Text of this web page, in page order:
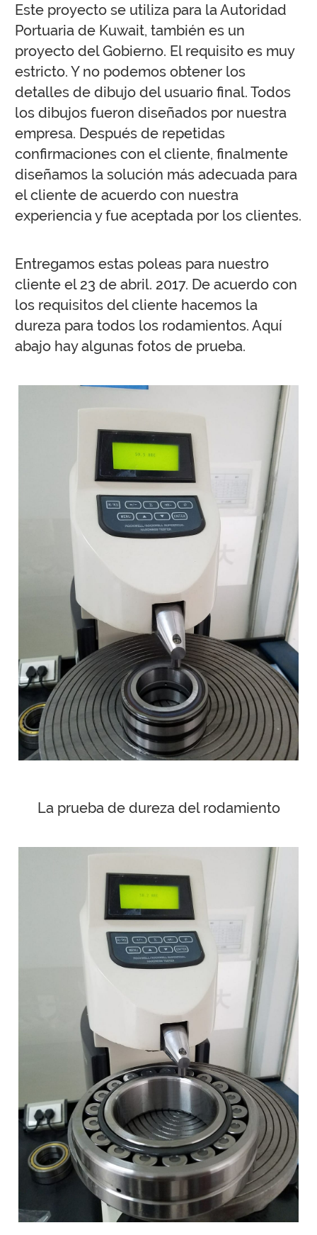
Este proyecto se utiliza para la Autoridad
Portuaria de Kuwait, también es un
proyecto del Gobierno. El requisito es muy
estricto. Y no podemos obtener los
detalles de dibujo del usuario final. Todos
los dibujos fueron diseñados por nuestra
empresa. Después de repetidas
confirmaciones con el cliente, finalmente
diseñamos la solución más adecuada para
el cliente de acuerdo con nuestra
experiencia y fue aceptada por los clientes.
Entregamos estas poleas para nuestro
cliente el 23 de abril. 2017. De acuerdo con
los requisitos del cliente hacemos la
dureza para todos los rodamientos. Aquí
abajo hay algunas fotos de prueba.
La prueba de dureza del rodamiento